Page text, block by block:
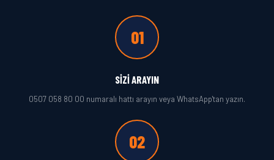
01
SIZI ARAYIN
0507 058 80 00 numaralı hattı arayın veya WhatsApp'tan yazın.
02